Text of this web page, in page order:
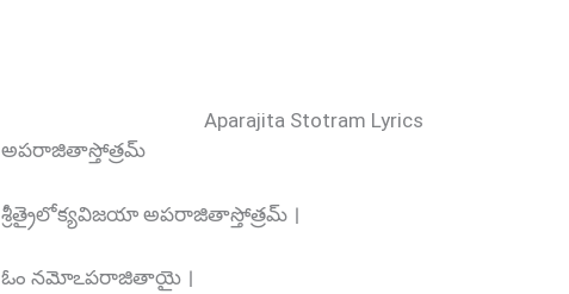
Aparajita Stotram Lyrics
అపరాజితాస్తోత్రమ్
శ్రీత్రైలోక్యవిజయా అపరాజితాస్తోత్రమ్ ।
ఓం నమోఽపరాజితాయై ।